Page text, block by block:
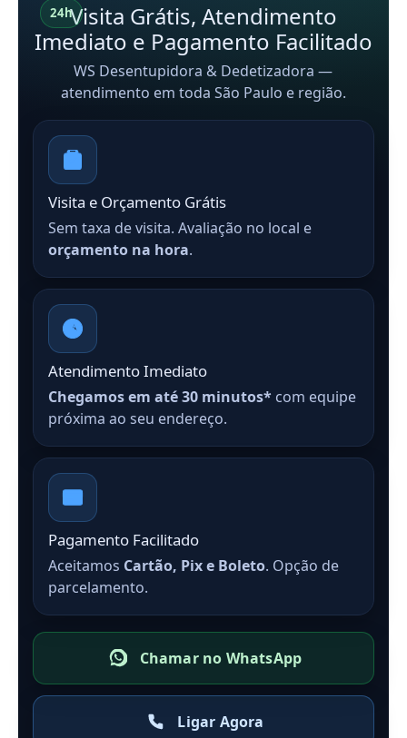
24hVisita Grátis, Atendimento
Imediato e Pagamento Facilitado
WS Desentupidora & Dedetizadora —
atendimento em toda São Paulo e região.
Visita e Orçamento Grátis
Sem taxa de visita. Avaliação no local e
orçamento na hora.
Atendimento Imediato
Chegamos em até 30 minutos* com equipe
próxima ao seu endereço.
Pagamento Facilitado
Aceitamos Cartão, Pix e Boleto. Opção de
parcelamento.
Chamar no WhatsApp
Ligar Agora